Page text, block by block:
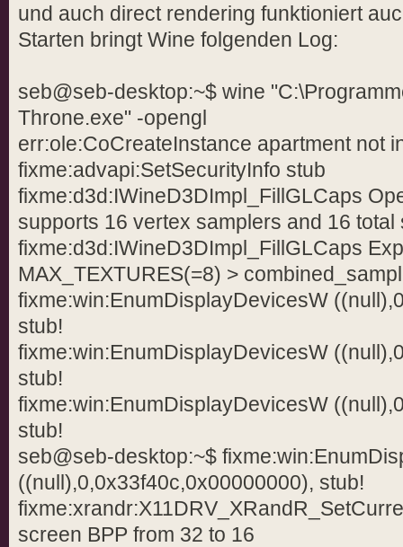
und auch direct rendering funktioniert
Starten bringt Wine folgenden Log:
seb@seb-desktop:~$ wine
Throne.exe" -opengl
err:ole:CoCreateInstance apartment not
fixme:advapi:SetSecurityInfo stub
fixme:d3d:IWineD3DImpl_FillGLCaps
supports 16 vertex samplers and 16 total
fixme:d3d:IWineD3DImpl_FillGLCaps
MAX_TEXTURES(=8) >
fixme:win:EnumDisplayDevicesW
stub!
fixme:win:EnumDisplayDevicesW
stub!
fixme:win:EnumDisplayDevicesW
stub!
seb@seb-desktop:~$
((null),0,0x33f40c,0x00000000), stub!
screen BPP from 32 to 16